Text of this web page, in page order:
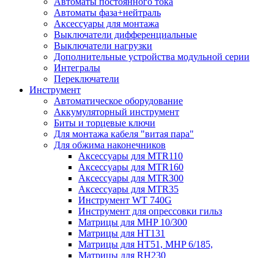
Автоматы фаза+нейтраль
Аксессуары для монтажа
Выключатели дифференциальные
Выключатели нагрузки
Дополнительные устройства модульной серии
Интегралы
Переключатели
Инструмент
Автоматическое оборудование
Аккумуляторный инструмент
Биты и торцевые ключи
Для монтажа кабеля "витая пара"
Для обжима наконечников
Аксессуары для MTR110
Аксессуары для MTR160
Аксессуары для MTR300
Аксессуары для MTR35
Инструмент WT 740G
Инструмент для опрессовки гильз
Матрицы для MHP 10/300
Матрицы для НТ131
Матрицы для НТ51, MHP 6/185,
Матрицы для RH230